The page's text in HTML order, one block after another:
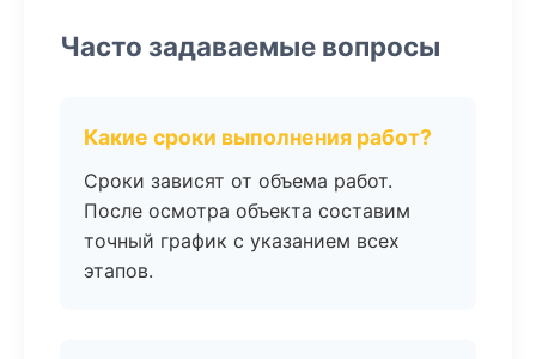
Часто задаваемые вопросы
Какие сроки выполнения работ?
Сроки зависят от объема работ.
После осмотра объекта составим
точный график с указанием всех
этапов.